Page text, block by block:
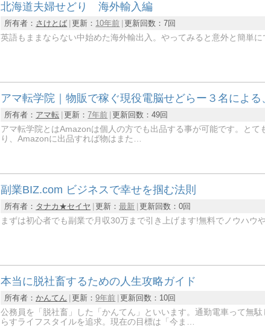
北海道夫婦せどり 海外輸入編
所有者： さけとば 更新： 10年前 更新回数：7回
英語もままならない中始めた海外輸出入。やってみると意外と簡単
アマ転学院｜物販で稼ぐ現役電脳せどらー３名によ
所有者： アマ転 更新：7年前 更新回数：49回
アマ転学院とはAmazonは個人の方でも出品する事が可能です。と
り、Amazonに出品すれば物はまた…
副業BIZ.com ビジネスで幸せを掴む法則
所有者： タナカ★セイヤ 更新：最新 更新回数：0回
まずは初心者でも副業で月収30万まで引き上げます!無料でノウハウ
本当に脱社畜するための人生攻略ガイド
所有者：かんてん 更新：9年前 更新回数： 10回
公務員を「脱社畜」した「かんてん」といいます。通勤電車って無
らすライフスタイルを追求。現在の目標は「今ま…